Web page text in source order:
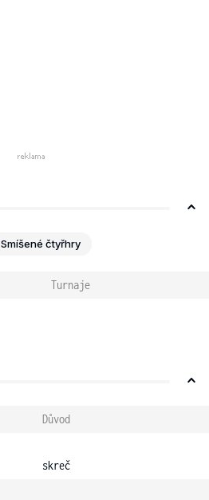
Smíšené čtyřhry
Turnaje
Důvod
skreč